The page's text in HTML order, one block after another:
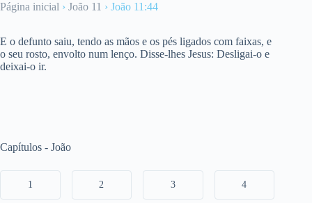
Página inicial › João 11 › João 11:44
E o defunto saiu, tendo as mãos e os pés ligados com faixas, e
o seu rosto, envolto num lenço. Disse-lhes Jesus: Desligai-o e
deixai-o ir.
Capítulos - João
1 2 3 4